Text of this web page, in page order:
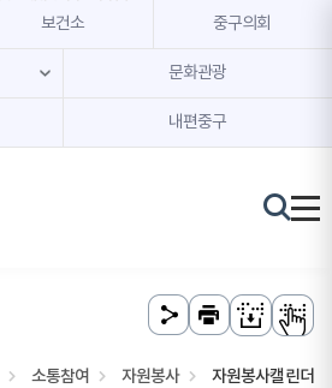
본문 내용 바로가기
주메뉴 바로가기
보건소 중구의회
문화관광
내편중구
소통참여 자원봉사 자원봉사캘린더